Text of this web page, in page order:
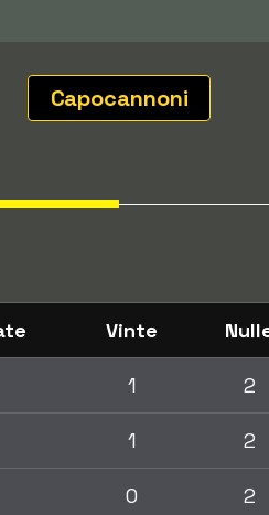
Capocannoni
Vinte
1 2
1 2
0 2